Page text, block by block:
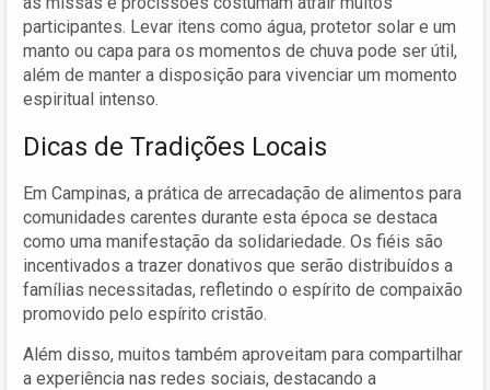
participantes. Levar itens como água, protetor solar e um
manto ou capa para os momentos de chuva pode ser útil,
além de manter a disposição para vivenciar um momento
espiritual intenso.
Dicas de Tradições Locais
Em Campinas, a prática de arrecadação de alimentos para
comunidades carentes durante esta época se destaca
como uma manifestação da solidariedade. Os fiéis são
incentivados a trazer donativos que serão distribuídos a
famílias necessitadas, refletindo o espírito de compaixão
promovido pelo espírito cristão.
Além disso, muitos também aproveitam para compartilhar
a experiência nas redes sociais, destacando a